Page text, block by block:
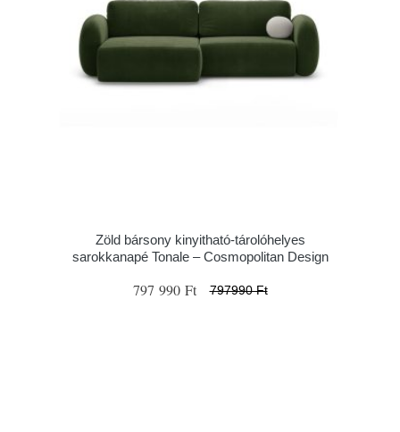
Zöld bársony kinyitható-tárolóhelyes
sarokkanapé Tonale – Cosmopolitan Design
797 990 Ft 797990 Ft